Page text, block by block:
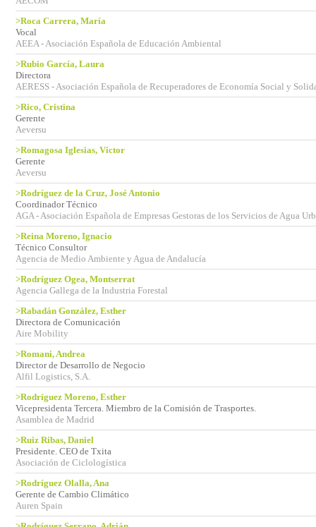
>Roca Carrera, María
Vocal
AEEA - Asociación Española de Educación Ambiental
>Rubio García, Laura
Directora
AERESS - Asociación Española de Recuperadores de Economía Social y
>Rico, Cristina
Gerente
Aeversu
>Romagosa Iglesias, Victor
Gerente
Aeversu
>Rodríguez de la Cruz, José Antonio
Coordinador Técnico
AGA - Asociación Española de Empresas Gestoras de los Servicios de Agua
>Reina Moreno, Ignacio
Técnico Consultor
Agencia de Medio Ambiente y Agua de Andalucía
>Rodríguez Ogea, Montserrat
Agencia Gallega de la Industria Forestal
>Rabadán González, Esther
Directora de Comunicación
Aire Mobility
>Romani, Andrea
Director de Desarrollo de Negocio
Alfil Logistics, S.A.
>Rodríguez Moreno, Esther
Vicepresidenta Tercera. Miembro de la Comisión de Trasportes.
Asamblea de Madrid
>Ruiz Ribas, Daniel
Presidente. CEO de Txita
Asociación de Ciclologística
>Rodríguez Olalla, Ana
Gerente de Cambio Climático
Auren Spain